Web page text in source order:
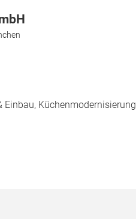
Einbau, Küchenmodernisierung